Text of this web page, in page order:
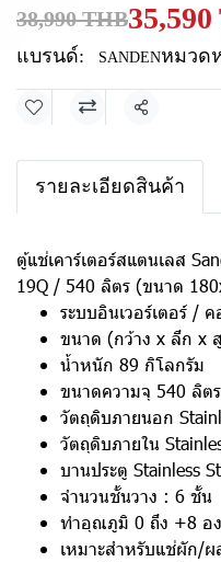
38,990 THB
แบรนด์: SANDENหมวด
แชร์
รายละเอียดสินค้า
ตู้แช่เคาร์เตอร์สแตนเลส
19Q / 540 ลิตร (ขนาด
ระบบอินเวอร์เตอร์ /
ขนาด (กว้าง x ลึก x
น้ำหนัก 89 กิโลกรัม
ขนาดความจุ 540 ลิตร
วัตถุดิบภายนอก
วัตถุดิบภายใน
บานประตู Stainless
จำนวนชั้นวาง : 6 ชั้น
ทำอุณภูมิ 0 ถึง +8 อ
เหมาะสำหรับแช่ผัก/ผ